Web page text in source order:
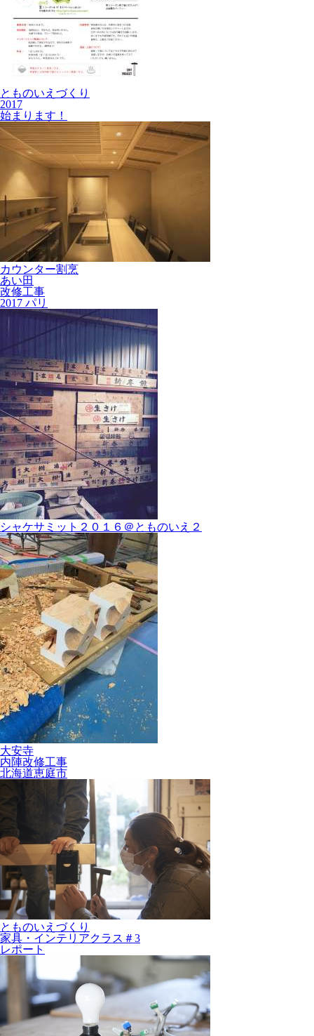
とものいえづくり
2017
始まります！
カウンター割烹
あい田
改修工事
2017 パリ
シャケサミット２０１６＠とものいえ２
大安寺
内陣改修工事
北海道恵庭市
とものいえづくり
家具・インテリアクラス＃3
レポート